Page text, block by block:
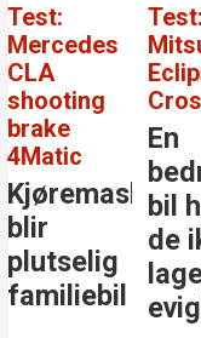
Test:
Mercedes
CLA
shooting
brake
4Matic
Kjøremaskinen
blir
plutselig
familiebil
Test:
En
bil
de